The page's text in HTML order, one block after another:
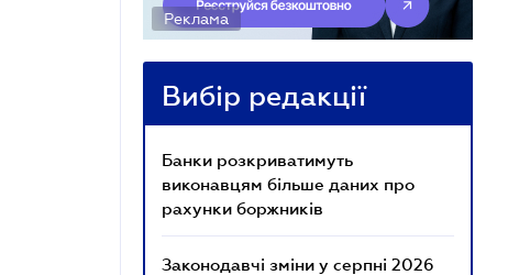
Реклама
Вибір редакції
Банки розкриватимуть
виконавцям більше даних про
рахунки боржників
Законодавчі зміни у серпні 2026